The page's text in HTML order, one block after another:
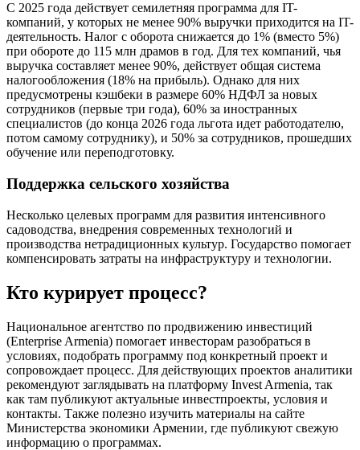
С 2025 года действует семилетняя программа для IT-
компаний, у которых не менее 90% выручки приходится на IT-
деятельность. Налог с оборота снижается до 1% (вместо 5%)
при обороте до 115 млн драмов в год. Для тех компаний, чья
выручка составляет менее 90%, действует общая система
налогообложения (18% на прибыль). Однако для них
предусмотрены кэшбеки в размере 60% НДФЛ за новых
сотрудников (первые три года), 60% за иностранных
специалистов (до конца 2026 года льгота идет работодателю,
потом самому сотруднику), и 50% за сотрудников, прошедших
обучение или переподготовку.
Поддержка сельского хозяйства
Несколько целевых программ для развития интенсивного
садоводства, внедрения современных технологий и
производства нетрадиционных культур. Государство помогает
компенсировать затраты на инфраструктуру и технологии.
Кто курирует процесс?
Национальное агентство по продвижению инвестиций
(Enterprise Armenia) помогает инвесторам разобраться в
условиях, подобрать программу под конкретный проект и
сопровождает процесс. Для действующих проектов аналитики
рекомендуют заглядывать на платформу Invest Armenia, так
как там публикуют актуальные инвестпроекты, условия и
контакты. Также полезно изучить материалы на сайте
Министерства экономики Армении, где публикуют свежую
информацию о программах.